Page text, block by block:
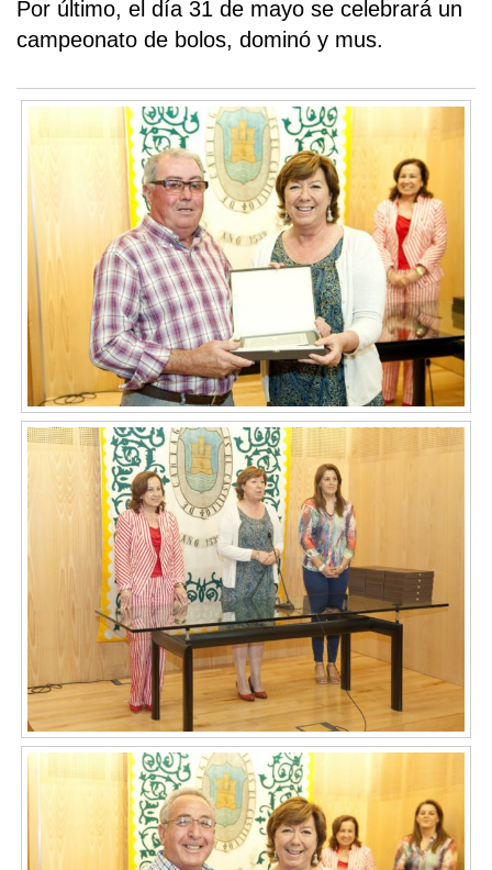
Por último, el día 31 de mayo se celebrará un
campeonato de bolos, dominó y mus.